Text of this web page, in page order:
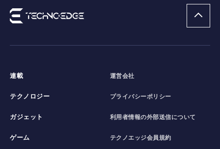
連載
テクノロジー
ガジェット
ゲーム
運営会社
プライバシーポリシー
利用者情報の外部送信について
テクノエッジ会員規約